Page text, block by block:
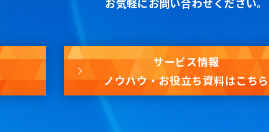
サービス情報
ノウハウ・お役立ち資料はこちら